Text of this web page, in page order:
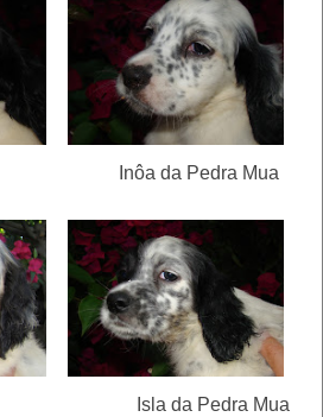
Inôa da Pedra Mua
Mua Isla da Pedra Mua